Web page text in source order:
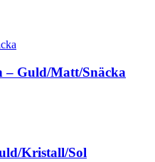
– Guld/Matt/Snäcka
Kristall/Sol